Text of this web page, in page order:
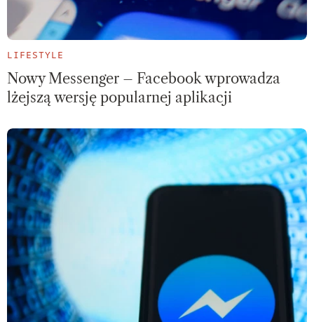
LIFESTYLE
Nowy Messenger – Facebook wprowadza
lżejszą wersję popularnej aplikacji